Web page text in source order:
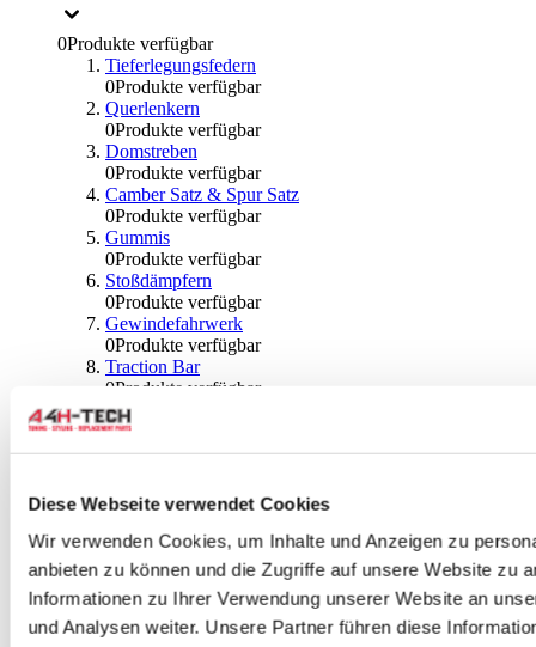
Diese Webseite verwendet Cookies
Wir verwenden Cookies, um Inhalte und Anzeigen zu
anbieten zu können und die Zugriffe auf unsere Website zu
Informationen zu Ihrer Verwendung unserer Website an
und Analysen weiter. Unsere Partner führen diese
0Produkte verfügbar
Tieferlegungsfedern
0Produkte verfügbar
Querlenkern
0Produkte verfügbar
Domstreben
0Produkte verfügbar
Camber Satz & Spur Satz
0Produkte verfügbar
Gummis
0Produkte verfügbar
Stoßdämpfern
0Produkte verfügbar
Gewindefahrwerk
0Produkte verfügbar
Traction Bar
0Produkte verfügbar
Stabilisator & Zubehör
0Produkte verfügbar
Kugeln & Abdeckungen
Radlagern & Naben
0Produkte verfügbar
Räder und Zubehör
0Produkte verfügbar
Spurverbreiterungen
0Produkte verfügbar